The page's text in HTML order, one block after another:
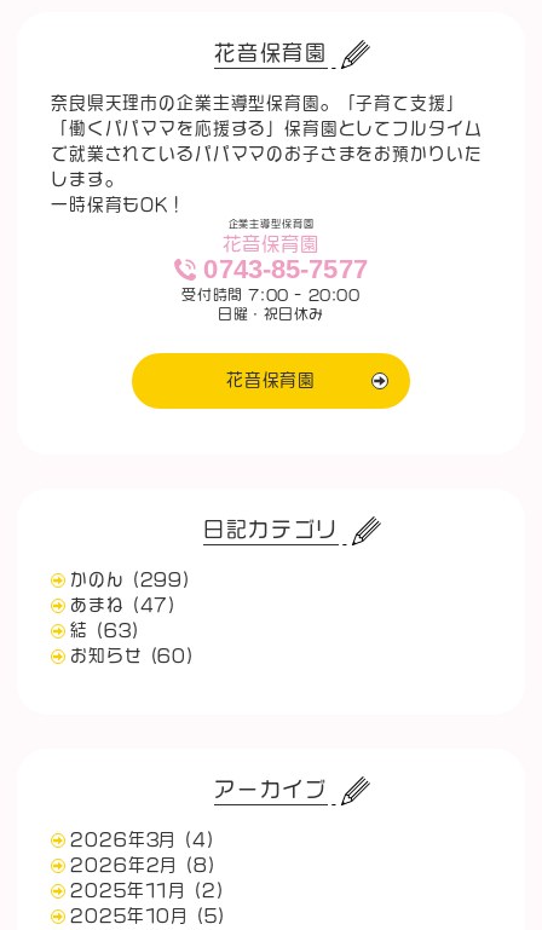
花音保育園
奈良県天理市の企業主導型保育園。「子育て支援」
「働くパパママを応援する」保育園としてフルタイム
で就業されているパパママのお子さまをお預かりいた
します。
一時保育もOK！
企業主導型保育園
花音保育園
0743-85-7577
受付時間 7:00 - 20:00
日曜・祝日休み
花音保育園
日記カテゴリ
かのん
(299)
あまね
(47)
結
(63)
お知らせ
(60)
アーカイブ
2026年3月
(4)
2026年2月
(8)
2025年11月
(2)
2025年10月
(5)